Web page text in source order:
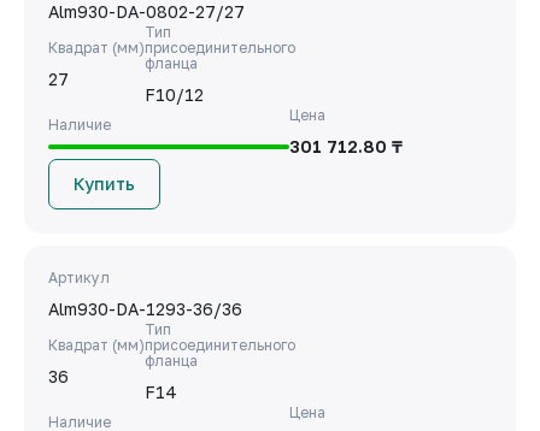
Alm930-DA-0802-27/27
Квадрат (мм)
27
Тип
присоединительного
фланца
F10/12
Наличие
Цена
301 712.80 ₸
Купить
Артикул
Alm930-DA-1293-36/36
Квадрат (мм)
36
Тип
присоединительного
фланца
F14
Наличие
Цена